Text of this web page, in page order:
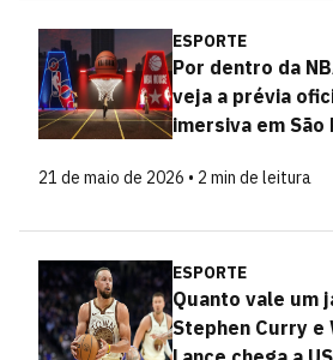
ESPORTE
Por dentro da
veja a prévia
imersiva em São
21 de maio de 2026 • 2 min de leitura
ESPORTE
Quanto vale um
Stephen Curry